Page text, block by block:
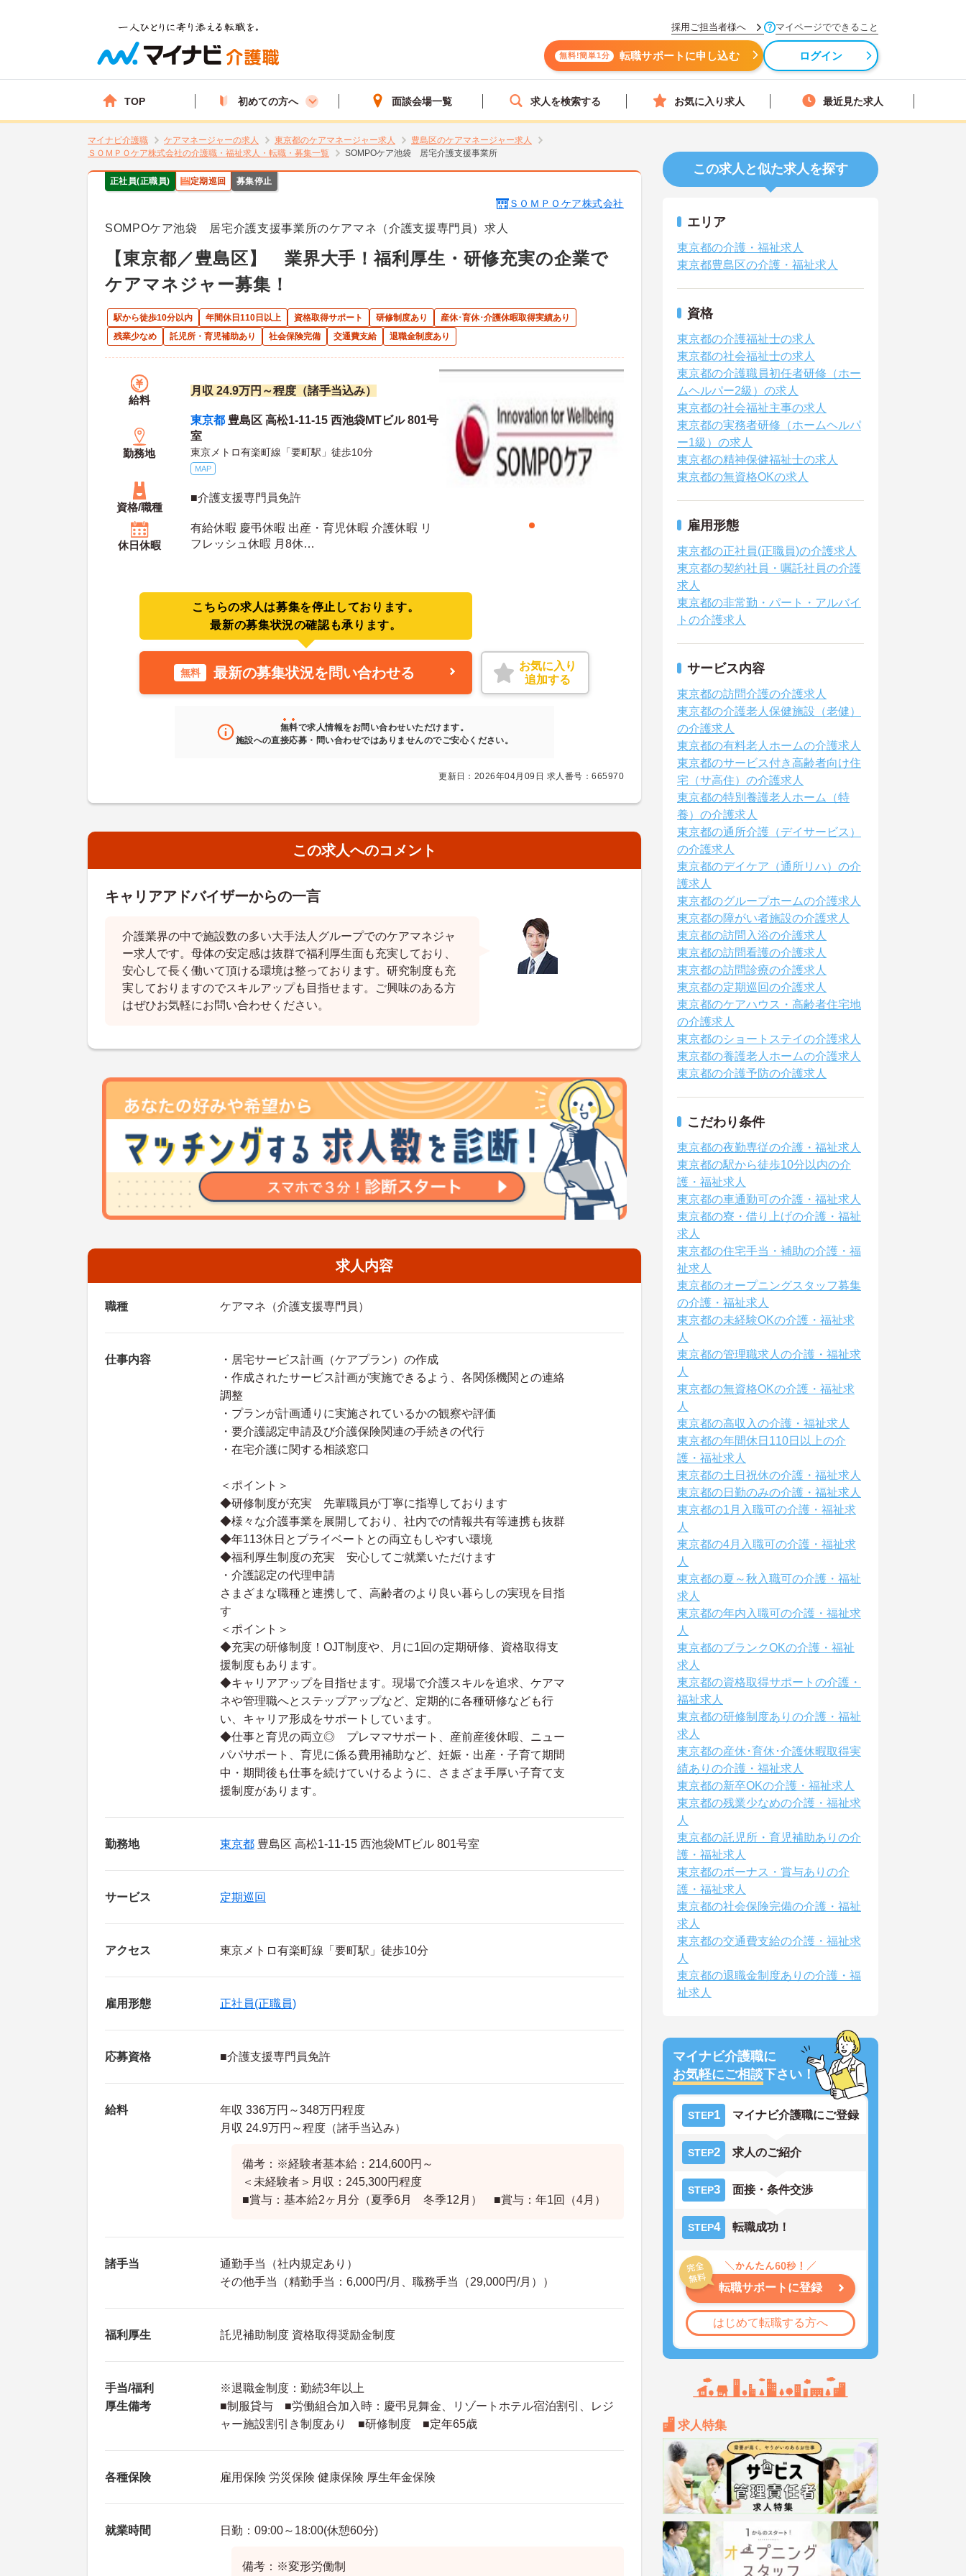
採用ご担当者様へ マイページでできること
無料!簡単1分 転職サポートに申し込む ログイン
TOP 初めての方へ 面談会場一覧 求人を検索する お気に入り求人 最近見た求人
マイナビ介護職 ケアマネージャーの求人 東京都のケアマネージャー求人
豊島区のケアマネージャー求人
ＳＯＭＰＯケア株式会社の介護職・福祉求人・転職・募集一覧
SOMPOケア池袋 居宅介護支援事業所
正社員(正職員) 定期巡回 募集停止
ＳＯＭＰＯケア株式会社
SOMPOケア池袋 居宅介護支援事業所のケアマネ（介護支援専門員）求人
【東京都／豊島区】 業界大手！福利厚生・研修充実の企業で
ケアマネジャー募集！
駅から徒歩10分以内 年間休日110日以上 資格取得サポート 研修制度あり
産休･育休･介護休暇取得実績あり
残業少なめ
託児所・育児補助あり 社会保険完備 交通費支給 退職金制度あり
給料
月収 24.9万円～程度（諸手当込み）
勤務地
東京都 豊島区 高松1-11-15 西池袋MTビル 801号
室
東京メトロ有楽町線「要町駅」徒歩10分
MAP
資格/職種
■介護支援専門員免許
休日休暇
有給休暇 慶弔休暇 出産・育児休暇 介護休暇 リ
フレッシュ休暇 月8休
こちらの求人は募集を停止しております。
最新の募集状況の確認も承ります。
無料 最新の募集状況を問い合わせる
お気に入り
追加する
無料で求人情報をお問い合わせいただけます。
施設への直接応募・問い合わせではありませんのでご安心ください。
更新日：2026年04月09日 求人番号：665970
この求人へのコメント
キャリアアドバイザーからの一言
介護業界の中で施設数の多い大手法人グループでのケアマネジャ
ー求人です。母体の安定感は抜群で福利厚生面も充実しており、
安心して長く働いて頂ける環境は整っております。研究制度も充
実しておりますのでスキルアップも目指せます。ご興味のある方
はぜひお気軽にお問い合わせください。
求人内容
職種 ケアマネ（介護支援専門員）
仕事内容
・居宅サービス計画（ケアプラン）の作成
・作成されたサービス計画が実施できるよう、各関係機関との連絡
調整
・プランが計画通りに実施されているかの観察や評価
・要介護認定申請及び介護保険関連の手続きの代行
・在宅介護に関する相談窓口
＜ポイント＞
◆研修制度が充実 先輩職員が丁寧に指導しております
◆様々な介護事業を展開しており、社内での情報共有等連携も抜群
◆年113休日とプライベートとの両立もしやすい環境
◆福利厚生制度の充実 安心してご就業いただけます
・介護認定の代理申請
さまざまな職種と連携して、高齢者のより良い暮らしの実現を目指
す
＜ポイント＞
◆充実の研修制度！OJT制度や、月に1回の定期研修、資格取得支
援制度もあります。
◆キャリアアップを目指せます。現場で介護スキルを追求、ケアマ
ネや管理職へとステップアップなど、定期的に各種研修なども行
い、キャリア形成をサポートしています。
◆仕事と育児の両立◎ プレママサポート、産前産後休暇、ニュー
パパサポート、育児に係る費用補助など、妊娠・出産・子育て期間
中・期間後も仕事を続けていけるように、さまざま手厚い子育て支
援制度があります。
勤務地 東京都 豊島区 高松1-11-15 西池袋MTビル 801号室
サービス 定期巡回
アクセス 東京メトロ有楽町線「要町駅」徒歩10分
雇用形態 正社員(正職員)
応募資格 ■介護支援専門員免許
給料
年収 336万円～348万円程度
月収 24.9万円～程度（諸手当込み）
備考：※経験者基本給：214,600円～
＜未経験者＞月収：245,300円程度
■賞与：基本給2ヶ月分（夏季6月 冬季12月） ■賞与：年1回（4月）
諸手当
通勤手当（社内規定あり）
その他手当（精勤手当：6,000円/月、職務手当（29,000円/月））
福利厚生 託児補助制度 資格取得奨励金制度
手当/福利
厚生備考
※退職金制度：勤続3年以上
■制服貸与 ■労働組合加入時：慶弔見舞金、リゾートホテル宿泊割引、レジ
ャー施設割引き制度あり ■研修制度 ■定年65歳
各種保険 雇用保険 労災保険 健康保険 厚生年金保険
就業時間 日勤：09:00～18:00(休憩60分)
備考：※変形労働制
この求人と似た求人を探す
エリア
東京都の介護・福祉求人
東京都豊島区の介護・福祉求人
資格
東京都の介護福祉士の求人
東京都の社会福祉士の求人
東京都の介護職員初任者研修（ホー
ムヘルパー2級）の求人
東京都の社会福祉主事の求人
東京都の実務者研修（ホームヘルパ
ー1級）の求人
東京都の精神保健福祉士の求人
東京都の無資格OKの求人
雇用形態
東京都の正社員(正職員)の介護求人
東京都の契約社員・嘱託社員の介護
求人
東京都の非常勤・パート・アルバイ
トの介護求人
サービス内容
東京都の訪問介護の介護求人
東京都の介護老人保健施設（老健）
の介護求人
東京都の有料老人ホームの介護求人
東京都のサービス付き高齢者向け住
宅（サ高住）の介護求人
東京都の特別養護老人ホーム（特
養）の介護求人
東京都の通所介護（デイサービス）
の介護求人
東京都のデイケア（通所リハ）の介
護求人
東京都のグループホームの介護求人
東京都の障がい者施設の介護求人
東京都の訪問入浴の介護求人
東京都の訪問看護の介護求人
東京都の訪問診療の介護求人
東京都の定期巡回の介護求人
東京都のケアハウス・高齢者住宅地
の介護求人
東京都のショートステイの介護求人
東京都の養護老人ホームの介護求人
東京都の介護予防の介護求人
こだわり条件
東京都の夜勤専従の介護・福祉求人
東京都の駅から徒歩10分以内の介
護・福祉求人
東京都の車通勤可の介護・福祉求人
東京都の寮・借り上げの介護・福祉
求人
東京都の住宅手当・補助の介護・福
祉求人
東京都のオープニングスタッフ募集
の介護・福祉求人
東京都の未経験OKの介護・福祉求
人
東京都の管理職求人の介護・福祉求
人
東京都の無資格OKの介護・福祉求
人
東京都の高収入の介護・福祉求人
東京都の年間休日110日以上の介
護・福祉求人
東京都の土日祝休の介護・福祉求人
東京都の日勤のみの介護・福祉求人
東京都の1月入職可の介護・福祉求
人
東京都の4月入職可の介護・福祉求
人
東京都の夏～秋入職可の介護・福祉
求人
東京都の年内入職可の介護・福祉求
人
東京都のブランクOKの介護・福祉
求人
東京都の資格取得サポートの介護・
福祉求人
東京都の研修制度ありの介護・福祉
求人
東京都の産休･育休･介護休暇取得実
績ありの介護・福祉求人
東京都の新卒OKの介護・福祉求人
東京都の残業少なめの介護・福祉求
人
東京都の託児所・育児補助ありの介
護・福祉求人
東京都のボーナス・賞与ありの介
護・福祉求人
東京都の社会保険完備の介護・福祉
求人
東京都の交通費支給の介護・福祉求
人
東京都の退職金制度ありの介護・福
祉求人
マイナビ介護職に
お気軽にご相談下さい！
STEP1 マイナビ介護職にご登録
STEP2 求人のご紹介
STEP3 面接・条件交渉
STEP4 転職成功！
転職サポートに登録
はじめて転職する方へ
求人特集